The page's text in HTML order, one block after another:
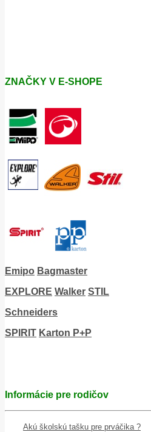
ZNAČKY V E-SHOPE
Emipo Bagmaster
EXPLORE Walker STIL
Schneiders
SPIRIT Karton P+P
Informácie pre rodičov
Akú školskú tašku pre prváčika ?